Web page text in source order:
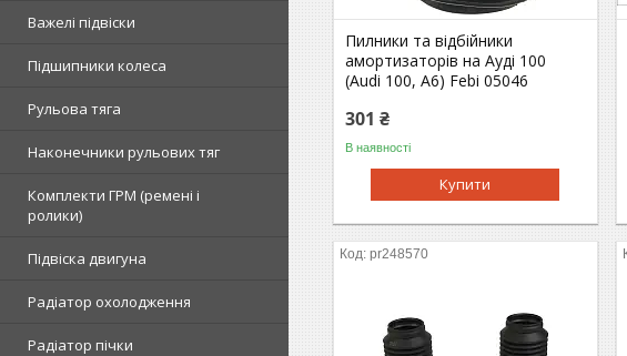
Важелі підвіски
Підшипники колеса
Рульова тяга
Наконечники рульових тяг
Комплекти ГРМ (ремені і
ролики)
Підвіска двигуна
Радіатор охолодження
Радіатор пічки
Пилники та відбійники
амортизаторів на Ауді 100
(Audi 100, A6) Febi 05046
301 ₴
В наявності
Купити
pr248570